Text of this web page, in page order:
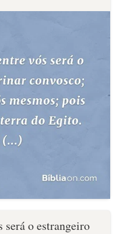
será o estrangeiro